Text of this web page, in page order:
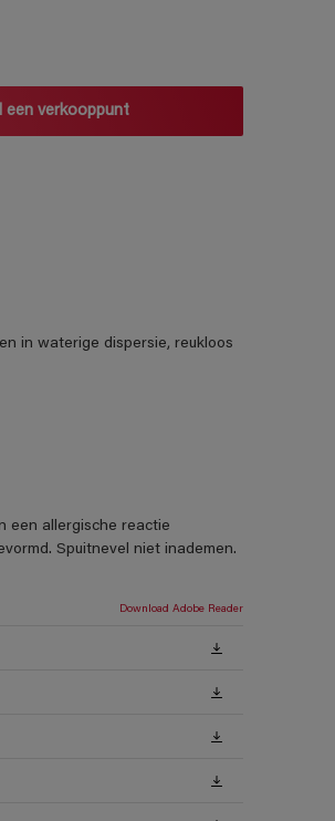
een verkooppunt
in waterige dispersie, reukloos
een allergische reactie
Spuitnevel niet inademen.
Download Adobe Reader